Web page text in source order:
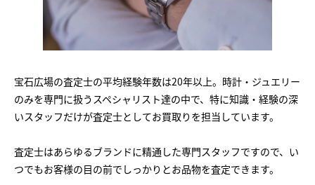
宝石広場の査定士の平均経験年数は20年以上。時計・ジュエリー
のみを専門に扱うスペシャリスト達の中で、特に知識・経験の深
いスタッフだけが査定士としてお買取りを担当しています。
査定士はあらゆるブランドに精通した専門スタッフですので、い
つでもお客様の目の前でしっかりとお品物を査定できます。